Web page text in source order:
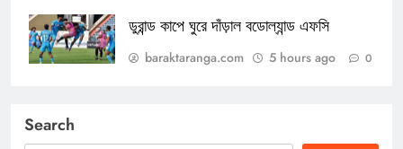
ডুরান্ড কাপে ঘুরে দাঁড়াল বডোল্যান্ড এফসি
baraktaranga.com 5 hours ago 0
Search